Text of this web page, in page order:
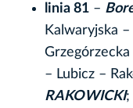
linia 81 –
Kalwaryjska
– Lubicz –
RAKOWICKI;